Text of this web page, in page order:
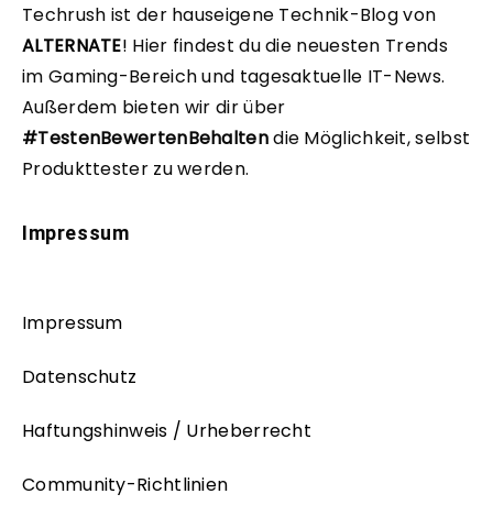
Techrush ist der hauseigene Technik-Blog von
ALTERNATE! Hier findest du die neuesten Trends
im Gaming-Bereich und tagesaktuelle IT-News.
Außerdem bieten wir dir über
#TestenBewertenBehaltendie Möglichkeit, selbst
Produkttester zu werden.
Impressum
Impressum
Datenschutz
Haftungshinweis / Urheberrecht
Community-Richtlinien